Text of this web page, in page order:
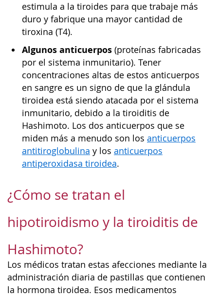
estimula a la tiroides para que trabaje más
duro y fabrique una mayor cantidad de
tiroxina (T4).
Algunos anticuerpos (proteínas fabricadas
por el sistema inmunitario). Tener
concentraciones altas de estos anticuerpos
en sangre es un signo de que la glándula
tiroidea está siendo atacada por el sistema
inmunitario, debido a la tiroiditis de
Hashimoto. Los dos anticuerpos que se
miden más a menudo son los anticuerpos
antitiroglobulina y los anticuerpos
antiperoxidasa tiroidea.
¿Cómo se tratan el
hipotiroidismo y la tiroiditis de
Hashimoto?
Los médicos tratan estas afecciones mediante la
administración diaria de pastillas que contienen
la hormona tiroidea. Esos medicamentos